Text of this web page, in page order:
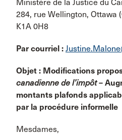
Ministère de la Justice du
284, rue Wellington, Ottawa
K1A 0H8
Par courriel :
Objet : Modifications
canadienne de l’impôt–
montants plafonds
par la procédure informelle
Mesdames,